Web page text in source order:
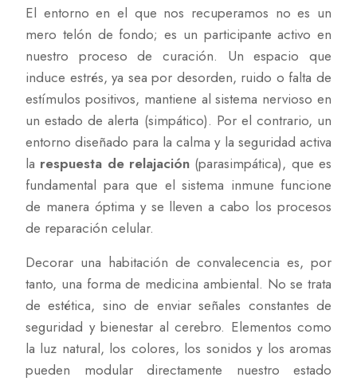
El entorno en el que nos recuperamos no es un
mero telón de fondo; es un participante activo en
nuestro proceso de curación. Un espacio que
induce estrés, ya sea por desorden, ruido o falta de
estímulos positivos, mantiene al sistema nervioso en
un estado de alerta (simpático). Por el contrario, un
entorno diseñado para la calma y la seguridad activa
la respuesta de relajación (parasimpática), que es
fundamental para que el sistema inmune funcione
de manera óptima y se lleven a cabo los procesos
de reparación celular.
Decorar una habitación de convalecencia es, por
tanto, una forma de medicina ambiental. No se trata
de estética, sino de enviar señales constantes de
seguridad y bienestar al cerebro. Elementos como
la luz natural, los colores, los sonidos y los aromas
pueden modular directamente nuestro estado